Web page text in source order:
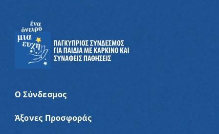
Επικοινωνία
Ο Σύνδεσμος
Άξονες Προσφοράς